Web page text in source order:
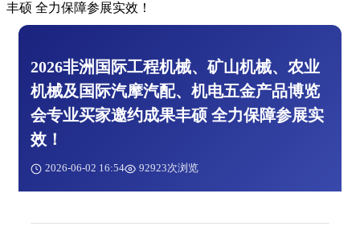
丰硕 全力保障参展实效！
2026非洲国际工程机械、矿山机械、农业
机械及国际汽摩汽配、机电五金产品博览
会专业买家邀约成果丰硕 全力保障参展实
效！
2026-06-02 16:54 92923次浏览